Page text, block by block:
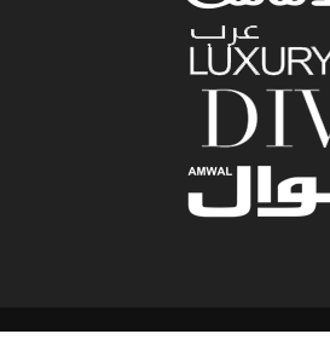
محفوظة لموقع الوطن العربى